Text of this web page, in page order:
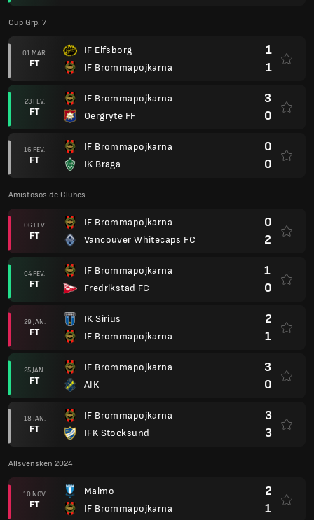
Cup Grp. 7
01 MAR.
FT
IF Elfsborg
IF Brommapojkarna
1
1
23 FEV.
FT
IF Brommapojkarna
Oergryte FF
3
0
16 FEV.
FT
IF Brommapojkarna
IK Braga
0
0
Amistosos de Clubes
06 FEV.
FT
IF Brommapojkarna
Vancouver Whitecaps FC
0
2
04 FEV.
FT
IF Brommapojkarna
Fredrikstad FC
1
0
29 JAN.
FT
IK Sirius
IF Brommapojkarna
2
1
25 JAN.
FT
IF Brommapojkarna
AIK
3
0
18 JAN.
FT
IF Brommapojkarna
IFK Stocksund
3
3
Allsvensken 2024
10 NOV.
FT
Malmo
IF Brommapojkarna
2
1